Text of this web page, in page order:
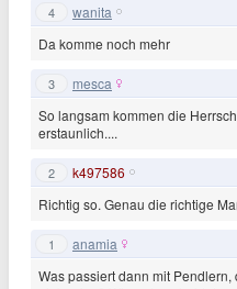
4 wanita
Da komme noch mehr
3 mesca
So langsam kommen die
erstaunlich....
2 k497586
Richtig so. Genau die richtige
1 anamia
Was passiert dann mit